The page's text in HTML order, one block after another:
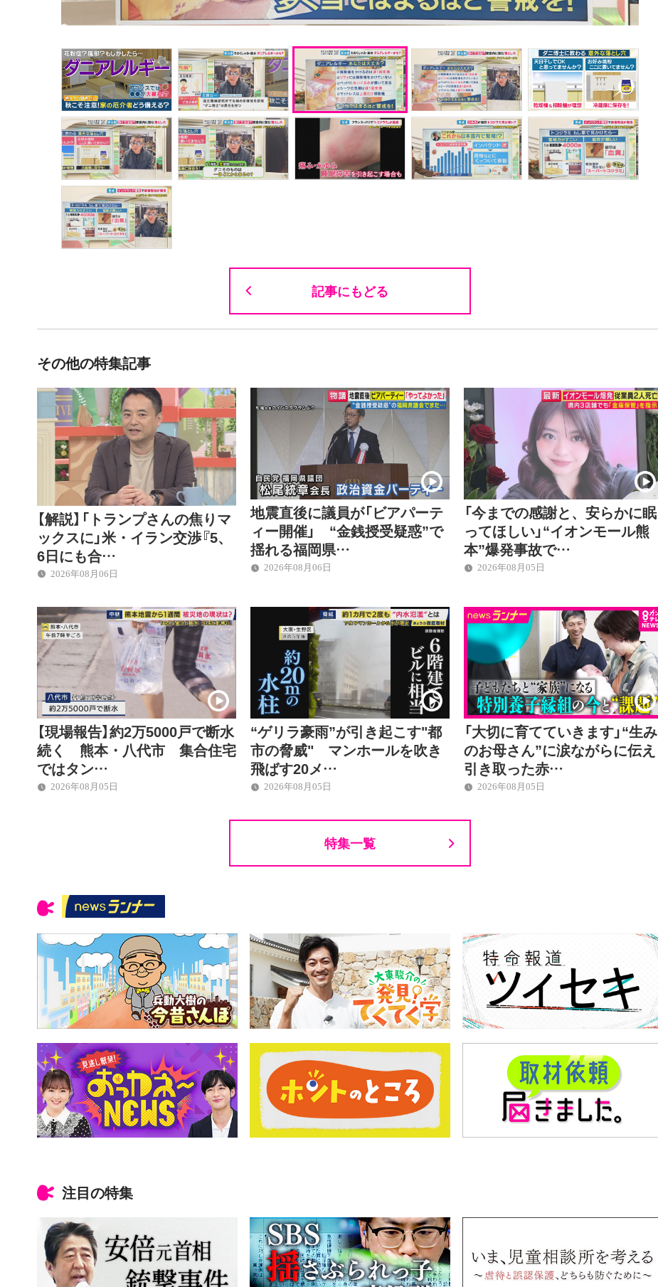
記事にもどる
その他の特集記事
【解説】「トランプさんの焦りマ
ックスに」米・イラン交渉『5、
6日にも合…
2026年08月06日
地震直後に議員が「ビアパーテ
ィー開催」 “金銭授受疑惑”で
揺れる福岡県…
2026年08月06日
「今までの感謝と、安らかに眠
ってほしい」“イオンモール熊
本”爆発事故で…
2026年08月05日
【現場報告】約2万5000戸で断水
続く 熊本・八代市 集合住宅
ではタン…
2026年08月05日
“ゲリラ豪雨”が引き起こす"都
市の脅威" マンホールを吹き
飛ばす20メ…
2026年08月05日
「大切に育てていきます」“生み
のお母さん”に涙ながらに伝え
引き取った赤…
2026年08月05日
特集一覧
注目の特集